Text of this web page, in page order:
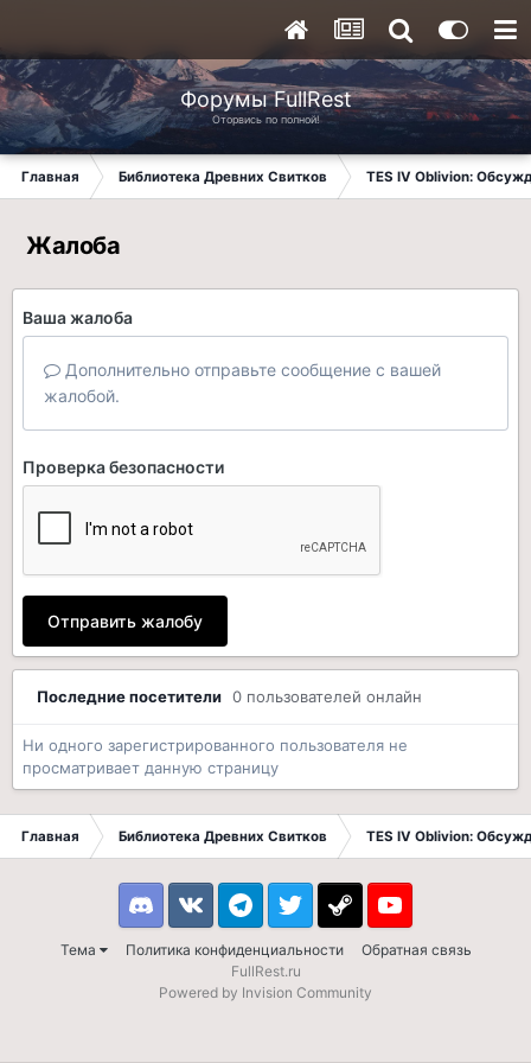
Форумы FullRest
Оторвись по полной!
Главная Библиотека Древних Свитков TES IV Oblivion:
Жалоба
Ваша жалоба
Дополнительно отправьте сообщение с вашей
жалобой.
Проверка безопасности
Отправить жалобу
Последние посетители 0 пользователей онлайн
Ни одного зарегистрированного пользователя не
просматривает данную страницу
Главная Библиотека Древних Свитков TES IV Oblivion:
Тема Политика конфиденциальности Обратная связь
DiscordVK TelegramTwitter Steam Youtube
FullRest.ru
Powered by Invision Community